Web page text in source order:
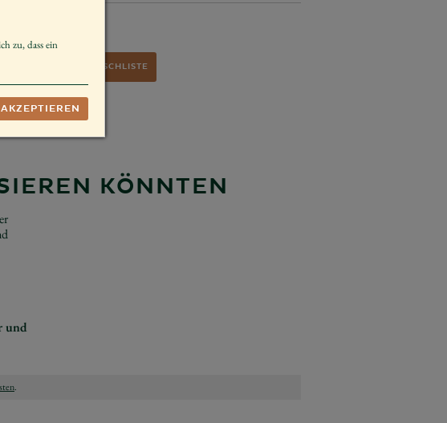
AUF DIE WUNSCHLISTE
KÖNNTEN
und
.
zu, dass ein